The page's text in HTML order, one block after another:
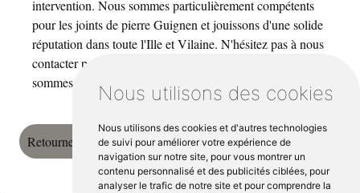
Nous utilisons des cookies
Nous utilisons des cookies et d'autres technologies
de suivi pour améliorer votre expérience de
navigation sur notre site, pour vous montrer un
contenu personnalisé et des publicités ciblées, pour
analyser le trafic de notre site et pour comprendre la
intervention. Nous sommes particulièrement compétents
pour les joints de pierre Guignen et jouissons d'une solide
réputation dans toute l'Ille et Vilaine. N'hésitez pas à nous
contacter pour toute prestation de maçonnerie, nous
sommes là pour vous aider à concrétiser vos idées.
Retourner vers em-maconnerie.fr